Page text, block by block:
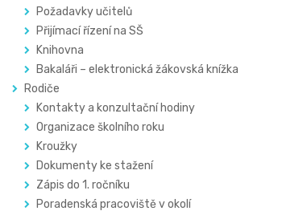
Požadavky učitelů
Přijímací řízení na SŠ
Knihovna
Bakaláři – elektronická žákovská knížka
Rodiče
Kontakty a konzultační hodiny
Organizace školního roku
Kroužky
Dokumenty ke stažení
Zápis do 1. ročníku
Poradenská pracoviště v okolí